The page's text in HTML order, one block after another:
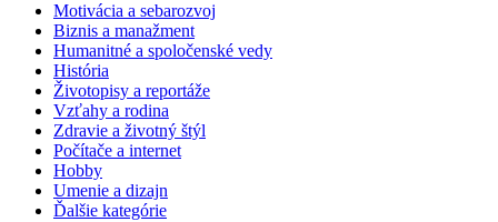
Motivácia a sebarozvoj
Biznis a manažment
Humanitné a spoločenské vedy
História
Životopisy a reportáže
Vzťahy a rodina
Zdravie a životný štýl
Počítače a internet
Hobby
Umenie a dizajn
Ďalšie kategórie